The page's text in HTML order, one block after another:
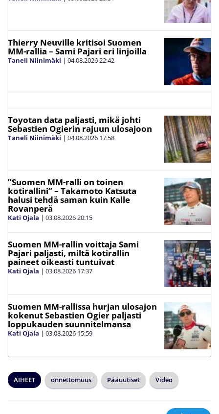
Thierry Neuville kritisoi Suomen
MM-rallia – Sami Pajari eri linjoilla
Taneli Niinimäki | 04.08.202622:42
Toyotan data paljasti, mikä johti
Sebastien Ogierin rajuun ulosajoon
Taneli Niinimäki | 04.08.2026 17:58
”Suomen MM-ralli on toinen
kotirallini” – Takamoto Katsuta
halusi tehdä saman kuin Kalle
Rovanperä
Kati Ojala | 03.08.202620:15
Suomen MM-rallin voittaja Sami
Pajari paljasti, miltä kotirallin
paineet oikeasti tuntuivat
Kati Ojala | 03.08.2026 17:37
Suomen MM-rallissa hurjan ulosajon
kokenut Sebastien Ogier paljasti
loppukauden suunnitelmansa
Kati Ojala | 03.08.2026 15:59
AIHEET onnettomuus Pääuutiset Video